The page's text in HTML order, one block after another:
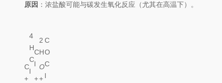
原因 ：浓盐酸可能与碳发生氧化反应（尤其在高温下）。
C
+
4
H
C
l
C
l2
+
2
H
2
O
+
C
O
C
l2